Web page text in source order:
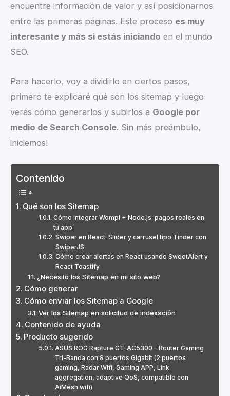
encuentre información de valor y así posicionarnos
entre las primeras páginas. Este proceso es muy
interesante y más si estás iniciando en el mundo
SEO.
Para hacerlo, voy a dividirlo en ciertos pasos,
primero te explicaré qué son los sitemap y luego
verás cómo generarlos y subirlos a Google por
medio de Search Console. Sin más preámbulo,
iniciemos!
Contenido
Qué son los Sitemap
Cómo integrar Wompi + Node.js: pagos reales en
tu app
Swiper en React: Slider y carrusel tipo Tinder con
SwiperJS
Cómo crear alertas en React usando SweetAlert y
React Toastify
¿Necesito los Sitemap en mi sito web?
Cómo generar
Cómo enviar los Sitemap a Google
Ver los Sitemap en solicitud de indexación
Contenido de ayuda
Producto sugerido
ASUS ROG Rapture GT-AC5300 – Router Gaming
Tri-Banda con 8 puertos Gigabit (2 puertos
gaming, Radar Wifi, Gaming APP, Link
aggregation, adaptive QoS, compatible con
AiMesh wifi)